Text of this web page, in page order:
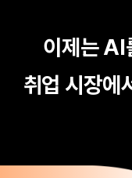
이제는 AI
취업 시장에